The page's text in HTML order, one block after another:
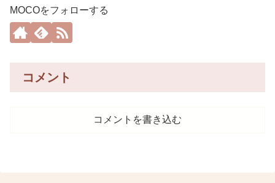
MOCOをフォローする
コメント
コメントを書き込む